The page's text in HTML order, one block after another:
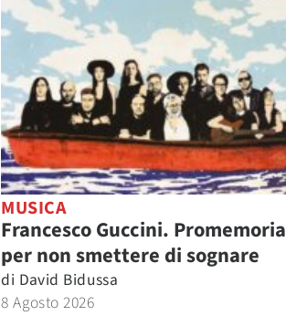
MUSICA
Francesco Guccini. Promemoria
per non smettere di sognare
di David Bidussa
8 Agosto 2026